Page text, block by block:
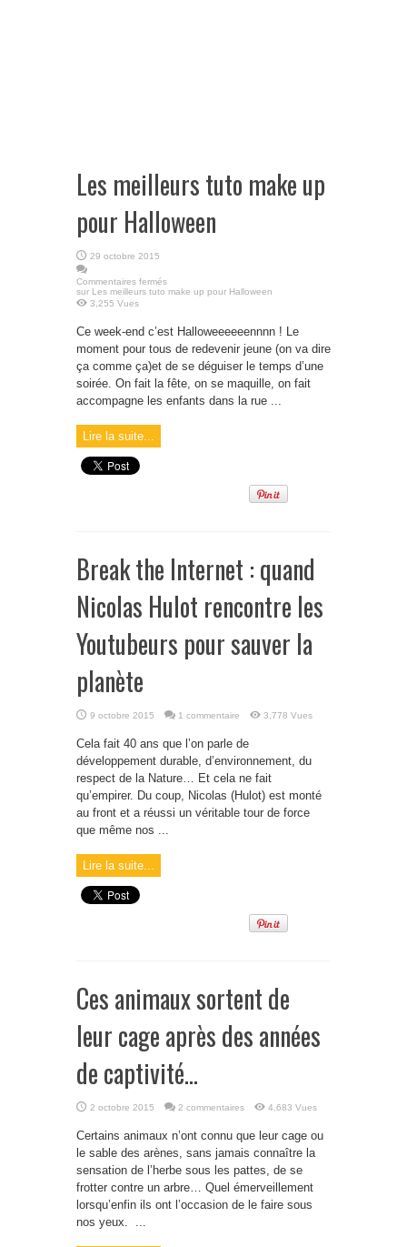
Les meilleurs tuto make up
pour Halloween
29 octobre 2015
Commentaires fermés
sur Les meilleurs tuto make up pour Halloween
3,255 Vues
Ce week-end c’est Halloweeeeeennnn ! Le
moment pour tous de redevenir jeune (on va dire
ça comme ça)et de se déguiser le temps d’une
soirée. On fait la fête, on se maquille, on fait
accompagne les enfants dans la rue ...
Lire la suite...
Break the Internet : quand
Nicolas Hulot rencontre les
Youtubeurs pour sauver la
planète
9 octobre 2015 1 commentaire 3,778 Vues
Cela fait 40 ans que l’on parle de
développement durable, d’environnement, du
respect de la Nature… Et cela ne fait
qu’empirer. Du coup, Nicolas (Hulot) est monté
au front et a réussi un véritable tour de force
que même nos ...
Lire la suite...
Ces animaux sortent de
leur cage après des années
de captivité…
2 octobre 2015 2 commentaires 4,683 Vues
Certains animaux n’ont connu que leur cage ou
le sable des arènes, sans jamais connaître la
sensation de l’herbe sous les pattes, de se
frotter contre un arbre… Quel émerveillement
lorsqu’enfin ils ont l’occasion de le faire sous
nos yeux. ...